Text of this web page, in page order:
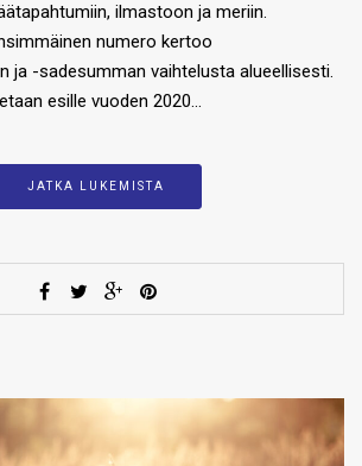
ilmastoon ja meriin.
numero kertoo
ja -sadesumman vaihtelusta alueellisesti.
esille vuoden 2020…
JATKA LUKEMISTA